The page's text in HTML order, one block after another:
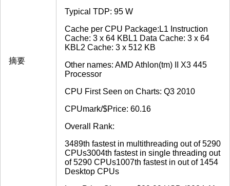
摘要
Typical TDP: 95 W
Cache per CPU Package:L1 Instruction
Cache: 3 x 64 KBL1 Data Cache: 3 x 64
KBL2 Cache: 3 x 512 KB
Other names: AMD Athlon(tm) II X3 445
Processor
CPU First Seen on Charts: Q3 2010
CPUmark/$Price: 60.16
Overall Rank:
3489th fastest in multithreading out of 5290
CPUs3004th fastest in single threading out
of 5290 CPUs1007th fastest in out of 1454
Desktop CPUs